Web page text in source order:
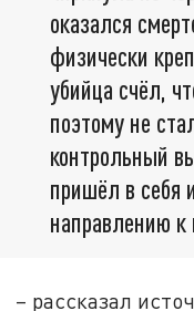
оказался
физически
убийца счёл,
поэтому не
контрольный
пришёл в себя
направлению
– рассказал